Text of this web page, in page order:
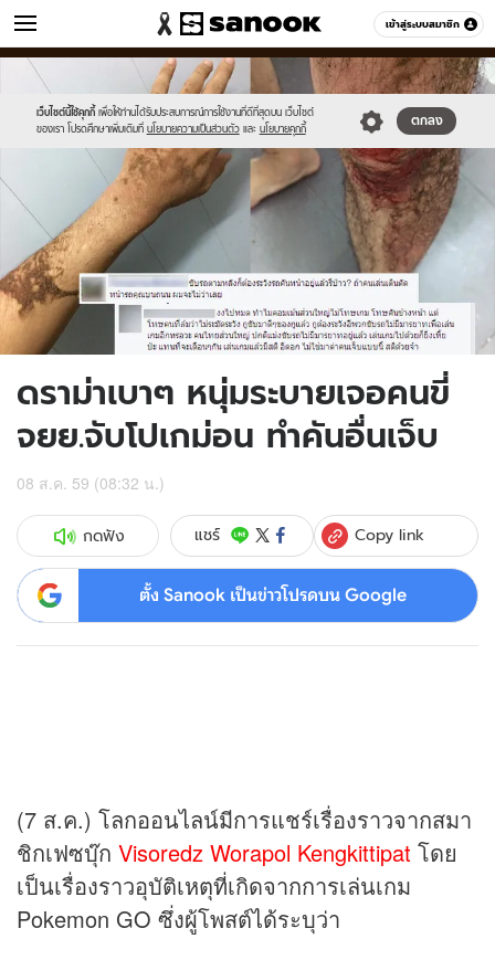
เข้าสู่ระบบสมาชิก
ข่าว หมวดอื่นๆ
เว็บไซต์นี้ใช้คุกกี้ เพื่อให้ท่านได้รับประสบการณ์การใช้งานที่ดีที่สุดบน เว็บไซต์
ของเรา โปรดศึกษาเพิ่มเติมที่ นโยบายความเป็นส่วนตัว และ นโยบายคุกกี้
ตกลง
Sanook
//s.isanook.com/sr/0/images/logo-
new-
sanook.png
600
60
//s.isanook.com/ns/0/ud/408/2044650/edfc.jpg
ดราม่าเบาๆ หนุ่มระบายเจอคนขี่
จยย.จับโปเกม่อน ทำคันอื่นเจ็บ
08 ส.ค. 59 (08:32 น.)
กดฟัง แชร์ Copy link
ตั้ง Sanook เป็นข่าวโปรดบน Google
(7 ส.ค.) โลกออนไลน์มีการแชร์เรื่องราวจากสมา
ชิกเฟซบุ๊ก Visoredz Worapol Kengkittipat โดย
เป็นเรื่องราวอุบัติเหตุที่เกิดจากการเล่นเกม
Pokemon GO ซึ่งผู้โพสต์ได้ระบุว่า